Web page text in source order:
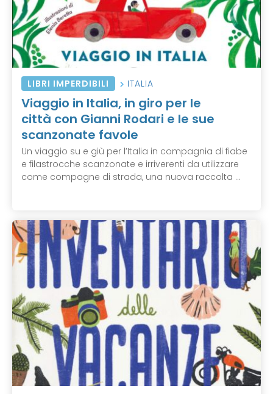
LIBRI IMPERDIBILI ITALIA
Viaggio in Italia, in giro per le
città con Gianni Rodari e le sue
scanzonate favole
Un viaggio su e giù per l’Italia in compagnia di fiabe
e filastrocche scanzonate e irriverenti da utilizzare
come compagne di strada, una nuova raccolta ...